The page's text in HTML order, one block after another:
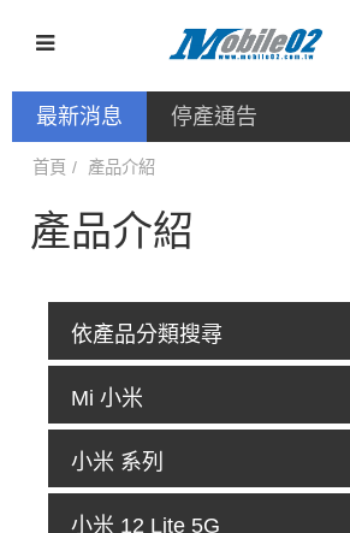
最新消息 停產通告
首頁 產品介紹
產品介紹